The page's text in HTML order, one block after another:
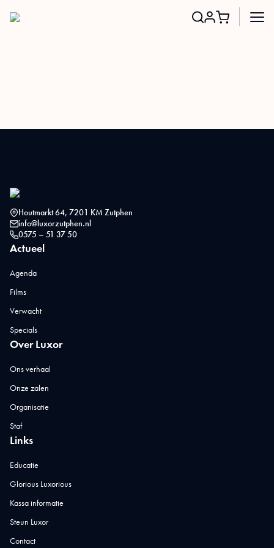
Houtmarkt 64, 7201 KM Zutphen
info@luxorzutphen.nl
0575 – 51 37 50
Actueel
Agenda
Films
Verwacht
Specials
Over Luxor
Ons verhaal
Onze zalen
Organisatie
Staf
Links
Educatie
Glorious Luxorious
Kassa informatie
Steun Luxor
Contact